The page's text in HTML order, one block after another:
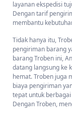
layanan ekspedisi
Dengan tarif
membantu
Tidak hanya itu,
pengiriman barang
barang Troben ini,
datang langsung ke
hemat. Troben juga
biaya pengiriman
tepat untuk
Dengan Troben,